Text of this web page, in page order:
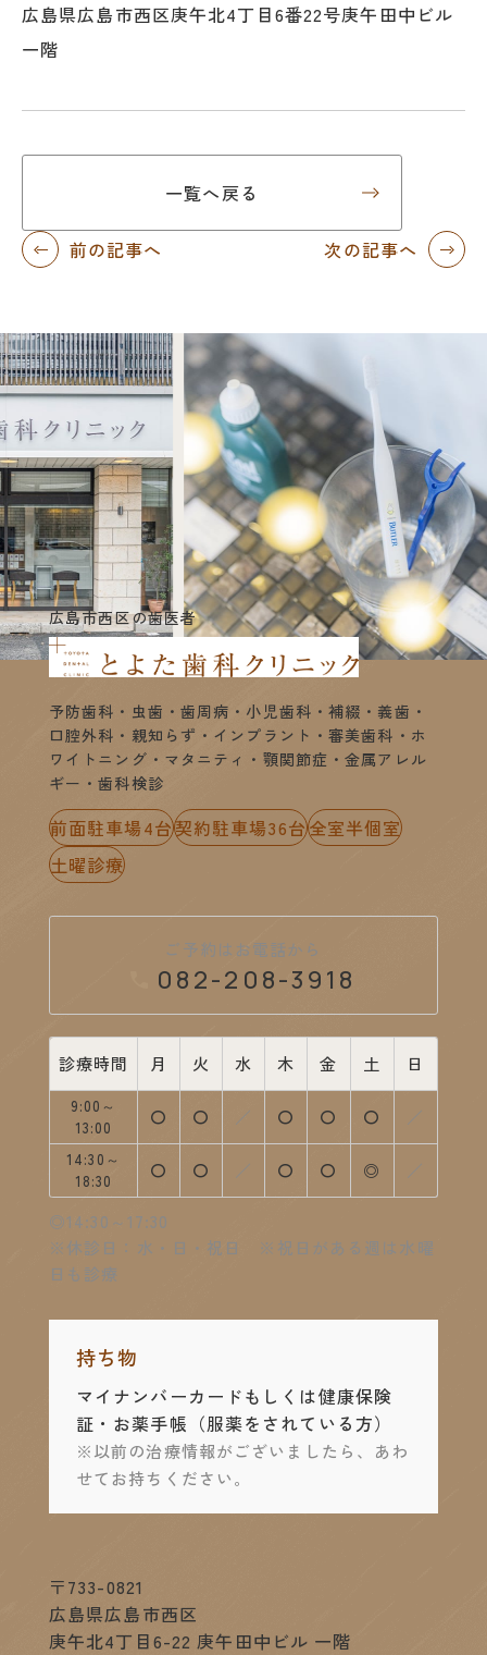
広島県広島市西区庚午北4丁目6番22号庚午田中ビル
一階
前の記事へ
一覧へ戻る
次の記事へ
広島市西区の歯医者
予防歯科・虫歯・歯周病・小児歯科・補綴・義歯・
口腔外科・親知らず・インプラント・審美歯科・ホ
ワイトニング・マタニティ・顎関節症・金属アレル
ギー・歯科検診
前面駐車場4台契約駐車場36台全室半個室
土曜診療
ご予約はお電話から
082-208-3918
診療時間 月 火 水 木 金 土 日
9:00～
13:00
〇 診療中
〇 診療中
／ 休診〇 診療中
〇 診療中
〇 診療中
／
14:30～
18:30
〇 診療中
〇 診療中
／ 休診〇 診療中
〇 診療中
◎ 14:30～
／
◎14:30～17:30
※休診日：水・日・祝日 ※祝日がある週は水曜
日も診療
持ち物
マイナンバーカードもしくは健康保険
証・お薬手帳 （服薬をされている方）
※以前の治療情報がございましたら、あわ
せてお持ちください。
〒733-0821
広島県広島市西区
庚午北4丁目6-22 庚午田中ビル 一階